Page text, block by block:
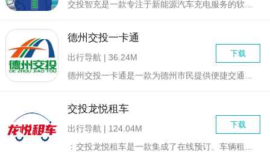
德州交投一卡通
下载
出行导航 | 36.24M
交投龙悦租车
下载
出行导航 | 124.04M